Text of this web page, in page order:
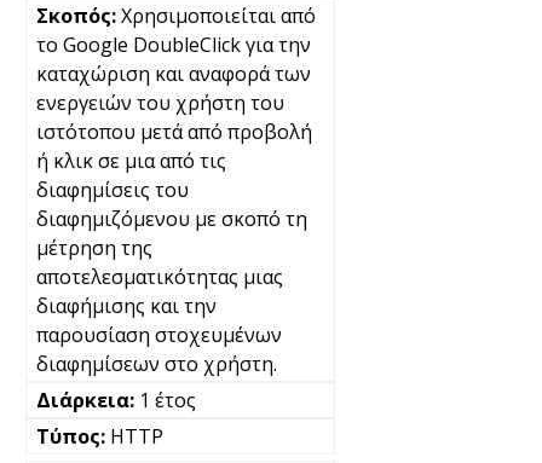
Χρησιμοποιείται από
το Google DoubleClick για την
καταχώριση και αναφορά των
ενεργειών του χρήστη του
ιστότοπου μετά από προβολή
ή κλικ σε μια από τις
διαφημίσεις του
διαφημιζόμενου με σκοπό τη
μέτρηση της
αποτελεσματικότητας μιας
διαφήμισης και την
παρουσίαση στοχευμένων
διαφημίσεων στο χρήστη.
1 έτος
HTTP